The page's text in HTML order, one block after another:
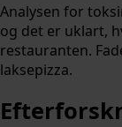
Analysen for
og det er uklart,
restauranten.
laksepizza.